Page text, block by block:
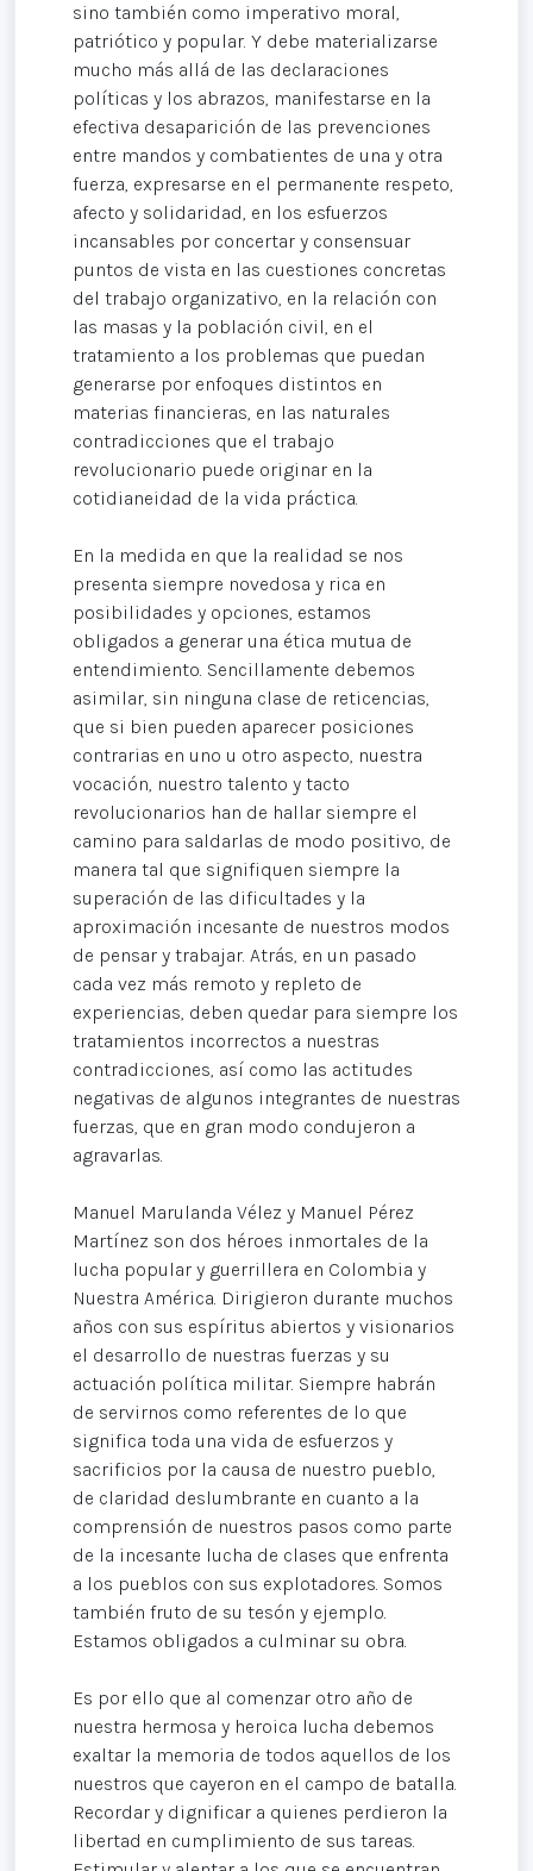
sino también como imperativo moral,
patriótico y popular. Y debe materializarse
mucho más allá de las declaraciones
políticas y los abrazos, manifestarse en la
efectiva desaparición de las prevenciones
entre mandos y combatientes de una y otra
fuerza, expresarse en el permanente respeto,
afecto y solidaridad, en los esfuerzos
incansables por concertar y consensuar
puntos de vista en las cuestiones concretas
del trabajo organizativo, en la relación con
las masas y la población civil, en el
tratamiento a los problemas que puedan
generarse por enfoques distintos en
materias financieras, en las naturales
contradicciones que el trabajo
revolucionario puede originar en la
cotidianeidad de la vida práctica.
En la medida en que la realidad se nos
presenta siempre novedosa y rica en
posibilidades y opciones, estamos
obligados a generar una ética mutua de
entendimiento. Sencillamente debemos
asimilar, sin ninguna clase de reticencias,
que si bien pueden aparecer posiciones
contrarias en uno u otro aspecto, nuestra
vocación, nuestro talento y tacto
revolucionarios han de hallar siempre el
camino para saldarlas de modo positivo, de
manera tal que signifiquen siempre la
superación de las dificultades y la
aproximación incesante de nuestros modos
de pensar y trabajar. Atrás, en un pasado
cada vez más remoto y repleto de
experiencias, deben quedar para siempre los
tratamientos incorrectos a nuestras
contradicciones, así como las actitudes
negativas de algunos integrantes de nuestras
fuerzas, que en gran modo condujeron a
agravarlas.
Manuel Marulanda Vélez y Manuel Pérez
Martínez son dos héroes inmortales de la
lucha popular y guerrillera en Colombia y
Nuestra América. Dirigieron durante muchos
años con sus espíritus abiertos y visionarios
el desarrollo de nuestras fuerzas y su
actuación política militar. Siempre habrán
de servirnos como referentes de lo que
significa toda una vida de esfuerzos y
sacrificios por la causa de nuestro pueblo,
de claridad deslumbrante en cuanto a la
comprensión de nuestros pasos como parte
de la incesante lucha de clases que enfrenta
a los pueblos con sus explotadores. Somos
también fruto de su tesón y ejemplo.
Estamos obligados a culminar su obra.
Es por ello que al comenzar otro año de
nuestra hermosa y heroica lucha debemos
exaltar la memoria de todos aquellos de los
nuestros que cayeron en el campo de batalla.
Recordar y dignificar a quienes perdieron la
libertad en cumplimiento de sus tareas.